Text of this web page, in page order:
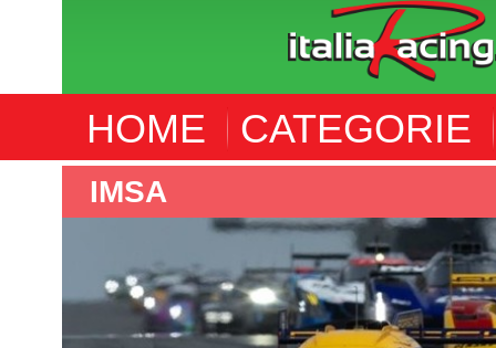
HOME CATEGORIE
IMSA